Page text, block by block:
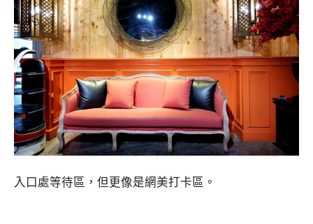
入口處等待區，但更像是網美打卡區。